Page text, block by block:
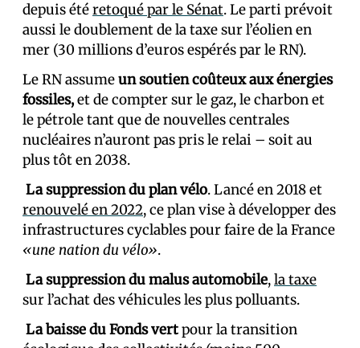
depuis étéretoqué par le Sénat. Le parti prévoit
aussi le doublement de la taxe sur l’éolien en
mer (30 millions d’euros espérés par le RN).
️Le RN assumeun soutien coûteux aux énergies
fossiles,et de compter sur le gaz, le charbon et
le pétrole tant que de nouvelles centrales
nucléaires n’auront pas pris le relai – soit au
plus tôt en 2038.
La suppression du plan vélo. Lancé en 2018 et
renouvelé en 2022, ce plan vise à développer des
infrastructures cyclables pour faire de la France
«une nation du vélo».
La suppression du malus automobile,la taxe
sur l’achat des véhicules les plus polluants.
La baisse du Fonds vertpour la transition